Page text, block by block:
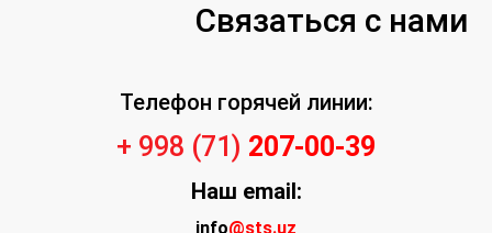
Связаться с нами
Телефон горячей линии:
+ 998 (71) 207-00-39
Наш email:
info@sts.uz